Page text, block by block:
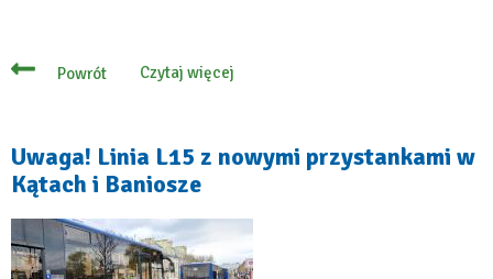
Powrót Czytaj więcej
o
autobusy
linii
724
będą
na
skróconej
trasie
Uwaga! Linia L15 z nowymi przystankami w
Kątach i Baniosze